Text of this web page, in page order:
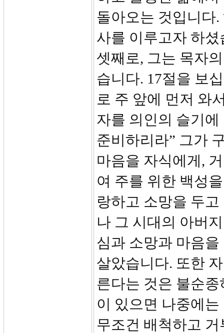
돌아오는 것입니다
사를 이루고자 하셨
셋째로, 그는 목자
습니다. 17절을 보
로 주 앞에 먼저 와
자를 의인의 슬기
준비하리라” 그가
마음을 자식에게,
여 주를 위한 백성
랑하고 소망을 두
나 그 시대의 아버
심과 소망과 마음
살았습니다. 또한
른다는 것은 불순
이 있으면 나중에
무조건 배척하고